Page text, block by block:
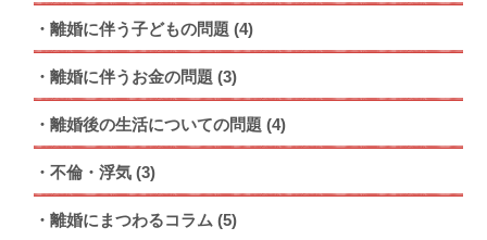
離婚に伴う子どもの問題 (4)
離婚に伴うお金の問題 (3)
離婚後の生活についての問題 (4)
不倫・浮気 (3)
離婚にまつわるコラム (5)